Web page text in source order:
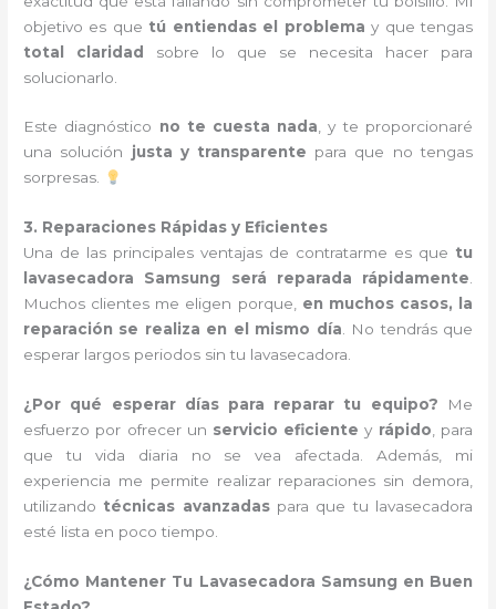
objetivo es que tú entiendas el problema y que tengas
total claridad sobre lo que se necesita hacer para
solucionarlo.
Este diagnóstico no te cuesta nada, y te proporcionaré
una solución justa y transparente para que no tengas
sorpresas.
3. Reparaciones Rápidas y Eficientes
Una de las principales ventajas de contratarme es que tu
lavasecadora Samsung será reparada rápidamente.
Muchos clientes me eligen porque, en muchos casos, la
reparación se realiza en el mismo día. No tendrás que
esperar largos periodos sin tu lavasecadora.
¿Por qué esperar días para reparar tu equipo? Me
esfuerzo por ofrecer un servicio eficiente y rápido , para
que tu vida diaria no se vea afectada. Además, mi
experiencia me permite realizar reparaciones sin demora,
utilizando técnicas avanzadaspara que tu lavasecadora
esté lista en poco tiempo.
¿Cómo Mantener Tu Lavasecadora Samsung en Buen